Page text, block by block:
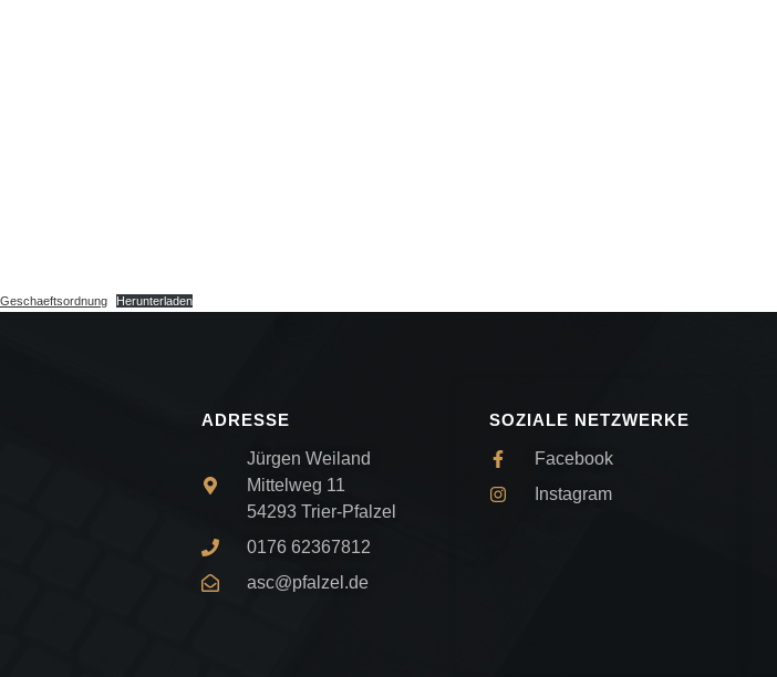
Geschaeftsordnung Herunterladen
ADRESSE
Jürgen Weiland
Mittelweg 11
54293 Trier-Pfalzel
0176 62367812
asc@pfalzel.de
SOZIALE NETZWERKE
Facebook
Instagram